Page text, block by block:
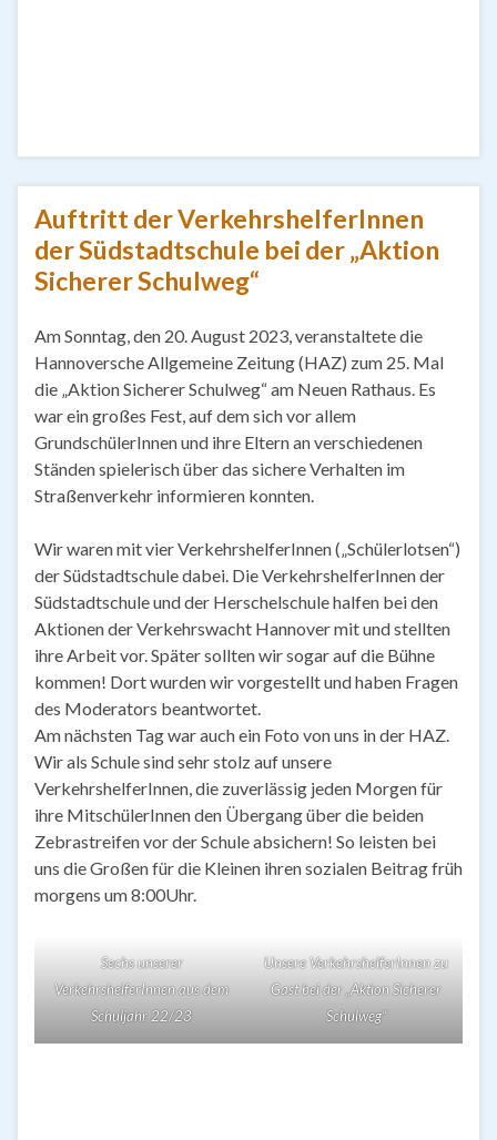
Auftritt der VerkehrshelferInnen
der Südstadtschule bei der „Aktion
Sicherer Schulweg“
Am Sonntag, den 20. August 2023, veranstaltete die
Hannoversche Allgemeine Zeitung (HAZ) zum 25. Mal
die „Aktion Sicherer Schulweg“ am Neuen Rathaus. Es
war ein großes Fest, auf dem sich vor allem
GrundschülerInnen und ihre Eltern an verschiedenen
Ständen spielerisch über das sichere Verhalten im
Straßenverkehr informieren konnten.
Wir waren mit vier VerkehrshelferInnen („Schülerlotsen“)
der Südstadtschule dabei. Die VerkehrshelferInnen der
Südstadtschule und der Herschelschule halfen bei den
Aktionen der Verkehrswacht Hannover mit und stellten
ihre Arbeit vor. Später sollten wir sogar auf die Bühne
kommen! Dort wurden wir vorgestellt und haben Fragen
des Moderators beantwortet.
Am nächsten Tag war auch ein Foto von uns in der HAZ.
Wir als Schule sind sehr stolz auf unsere
VerkehrshelferInnen, die zuverlässig jeden Morgen für
ihre MitschülerInnen den Übergang über die beiden
Zebrastreifen vor der Schule absichern! So leisten bei
uns die Großen für die Kleinen ihren sozialen Beitrag früh
morgens um 8:00Uhr.
Sechs unserer
VerkehrshelferInnen aus dem
Schuljahr 22/23
Unsere VerkehrshelferInnen zu
Gast bei der „Aktion Sicherer
Schulweg“